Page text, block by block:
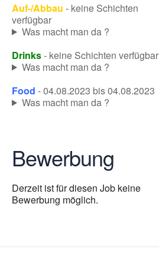
Auf-/Abbau - keine Schichten
verfügbar
Was macht man da ?
Drinks- keine Schichten verfügbar
Was macht man da ?
Food - 04.08.2023 bis 04.08.2023
Was macht man da ?
Bewerbung
Derzeit ist für diesen Job keine
Bewerbung möglich.